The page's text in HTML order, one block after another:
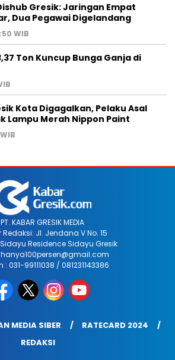
Gresik: Jaringan Empat
Dua Pegawai Digelandang
WIB
Ton Kuncup Bunga Ganja di
Kota Digagalkan, Pelaku Asal
Lampu Merah Nippon Paint
PT. KABAR GRESIK MEDIA
Redaksi: Jl. Jendana V No. 15
Residence Sidayu Gresik
hanya100persen@gmail.com
: 031-99111038 / 081231143386
MEDIA SIBER
RATECARD 2024
REDAKSI